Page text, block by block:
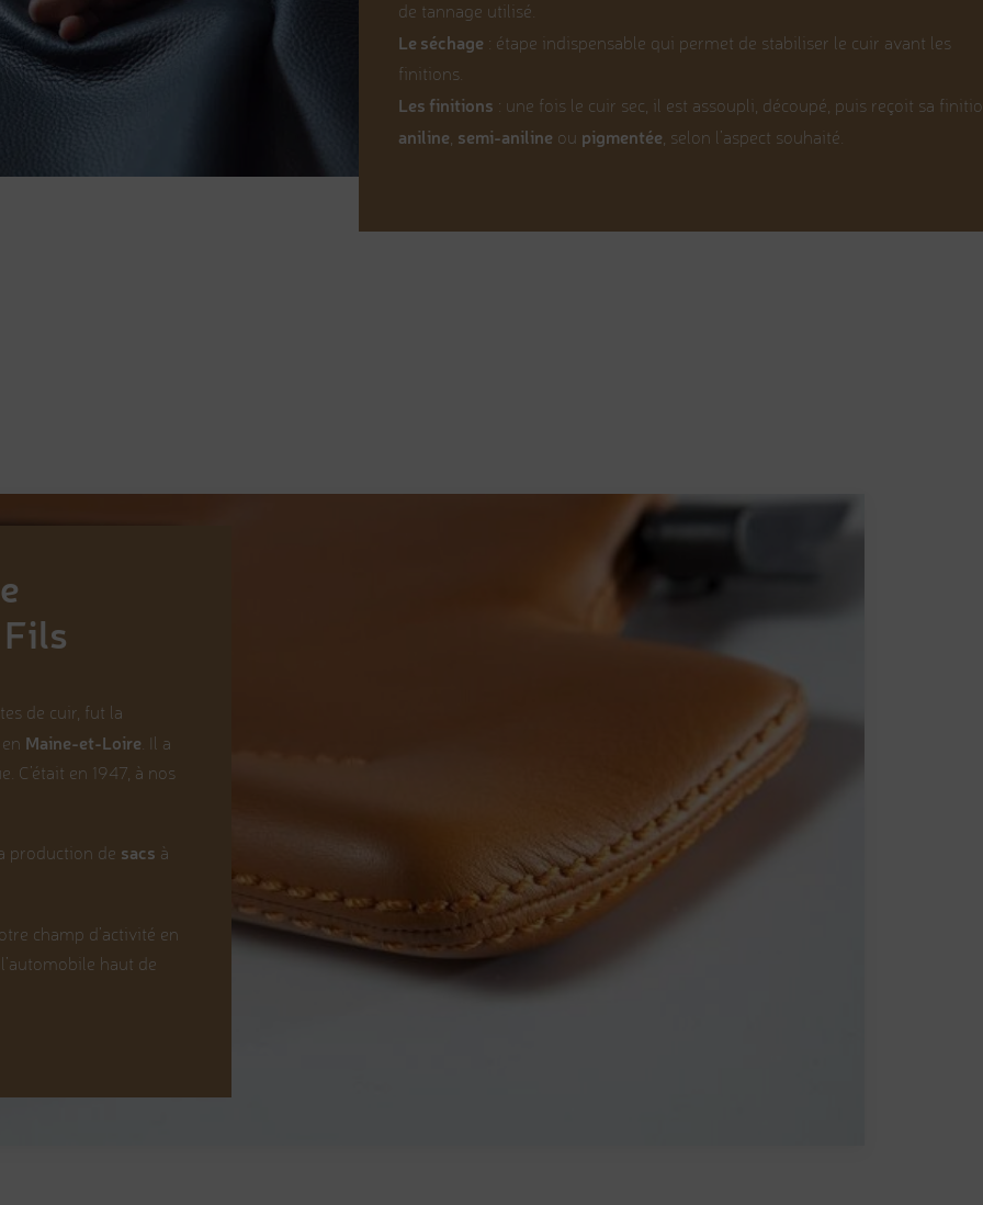
de tannage utilisé.
Le séchage : étape indispensable qui permet de stabiliser le cuir avant les
finitions.
Les finitions : une fois le cuir sec, il est assoupli, découpé, puis reçoit sa
aniline, semi-aniline ou pigmentée, selon l’aspect souhaité.
de cuir, fut la
Maine-et-Loire. Il a
C’était en 1947, à nos
production de sacs à
champ d’activité en
haut de